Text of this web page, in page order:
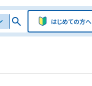
はじめての方へ